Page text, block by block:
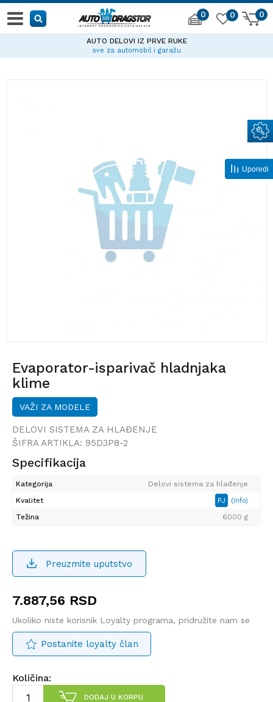
0 0
0
AUTO DELOVI IZ PRVE RUKE
sve za automobil i garažu
Evaporator-isparivač hladnjaka
klime
VAŽI ZA MODELE
DELOVI SISTEMA ZA HLAĐENJE
ŠIFRA ARTIKLA: 95D3P8-2
Specifikacija
Kategorija
Delovi sistema za hlađenje
Kvalitet
PJ (Info)
Težina 6000 g
Preuzmite uputstvo
7.887,56 RSD
Ukoliko niste korisnik Loyalty programa, pridružite nam se
Postanite loyalty član
Količina:
DODAJ U KORPU
Uporedi